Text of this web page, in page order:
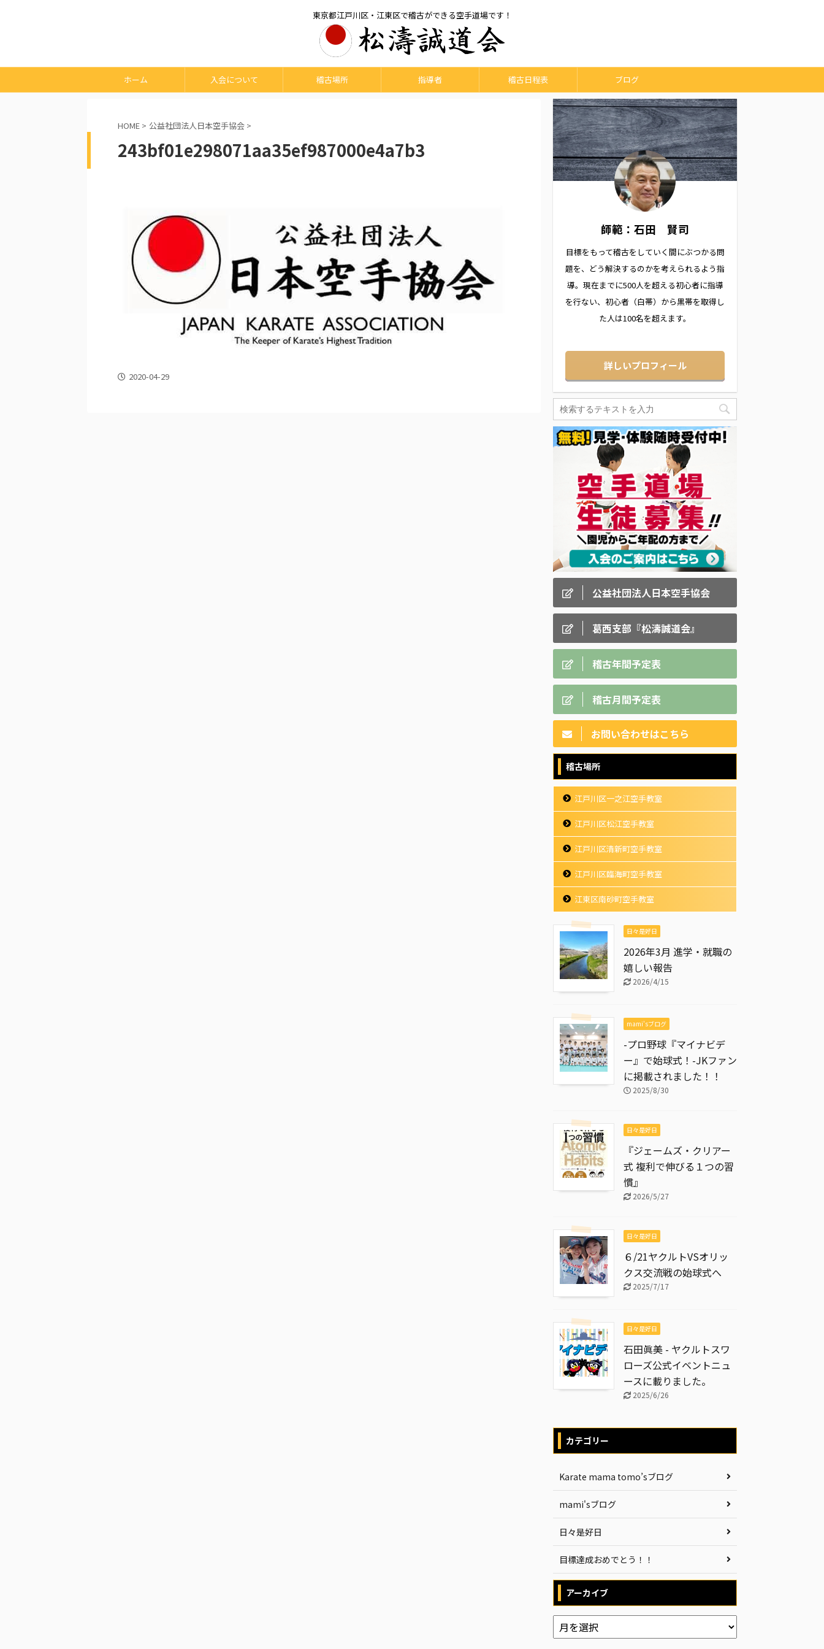
東京都江戸川区・江東区で稽古ができる空手道場です！
ホーム 入会について 稽古場所 指導者 稽古日程表 ブログ
HOME > 公益社団法人日本空手協会 >
243bf01e298071aa35ef987000e4a7b3
2020-04-29
師範：石田 賢司
目標をもって稽古をしていく間にぶつかる問
題を、どう解決するのかを考えられるよう指
導。現在までに500人を超える初心者に指導
を行ない、初心者（白帯）から黒帯を取得し
た人は100名を超えます。
詳しいプロフィール
公益社団法人日本空手協会
葛西支部『松濤誠道会』
稽古年間予定表
稽古月間予定表
お問い合わせはこちら
稽古場所
江戸川区一之江空手教室
江戸川区松江空手教室
江戸川区清新町空手教室
江戸川区臨海町空手教室
江東区南砂町空手教室
日々是好日
2026年3月 進学・就職の
嬉しい報告
2026/4/15
mami'sブログ
-プロ野球『マイナビデ
ー』で始球式！-JKファン
に掲載されました！！
2025/8/30
日々是好日
『ジェームズ・クリアー
式 複利で伸びる１つの習
慣』
2026/5/27
日々是好日
６/21ヤクルトVSオリッ
クス交流戦の始球式へ
2025/7/17
日々是好日
石田眞美 - ヤクルトスワ
ローズ公式イベントニュ
ースに載りました。
2025/6/26
カテゴリー
Karate mama tomo’sブログ
mami'sブログ
日々是好日
目標達成おめでとう！！
アーカイブ